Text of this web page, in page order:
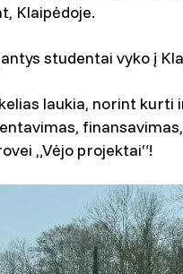
Klaipėdoje.
studentai vyko į
laukia, norint
„Vėjo projektai“!